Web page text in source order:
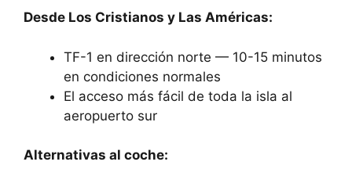
Desde Los Cristianos y Las Américas:
TF-1 en dirección norte — 10-15 minutos
en condiciones normales
El acceso más fácil de toda la isla al
aeropuerto sur
Alternativas al coche: